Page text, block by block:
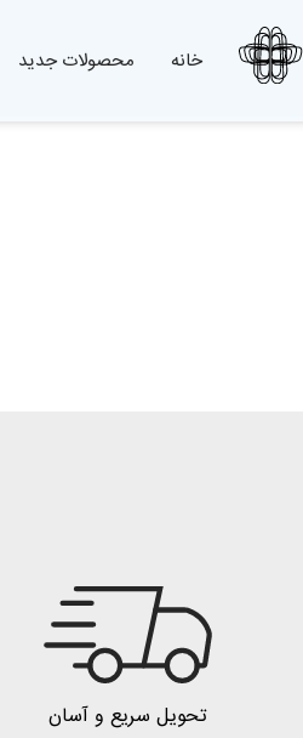
خانه محصولات جدید
تحویل سریع و آسان